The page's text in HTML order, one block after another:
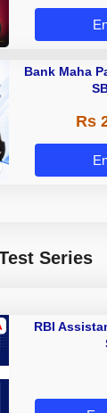
Bank Maha
Rs
Series
RBI